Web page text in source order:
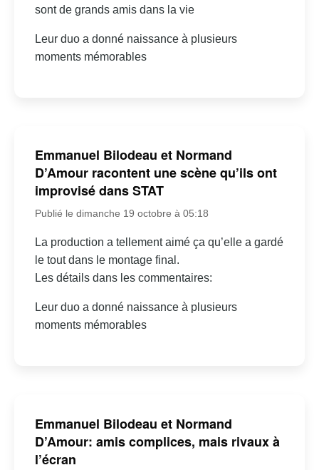
sont de grands amis dans la vie
Leur duo a donné naissance à plusieurs
moments mémorables
Emmanuel Bilodeau et Normand
D’Amour racontent une scène qu’ils ont
improvisé dans STAT
Publié le dimanche 19 octobre à 05:18
La production a tellement aimé ça qu’elle a gardé
le tout dans le montage final.
Les détails dans les commentaires:
Leur duo a donné naissance à plusieurs
moments mémorables
Emmanuel Bilodeau et Normand
D’Amour: amis complices, mais rivaux à
l’écran